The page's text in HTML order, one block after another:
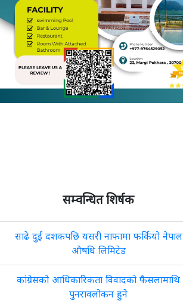
सम्वन्धित शिर्षक
साढे दुई दशकपछि यसरी नाफामा फर्कियो नेपाल
औषधि लिमिटेड
कांग्रेसको आधिकारिकता विवादको फैसलामाथि
पुनरावलोकन हुने